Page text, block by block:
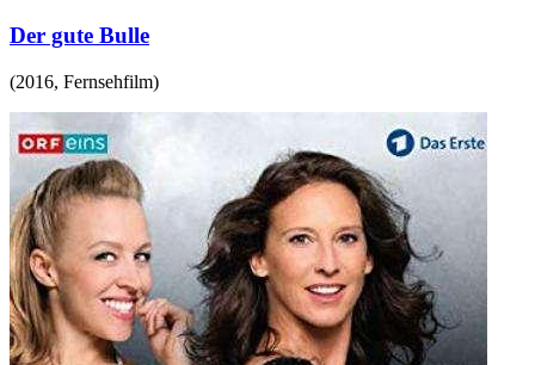
Der gute Bulle
(2016, Fernsehfilm)